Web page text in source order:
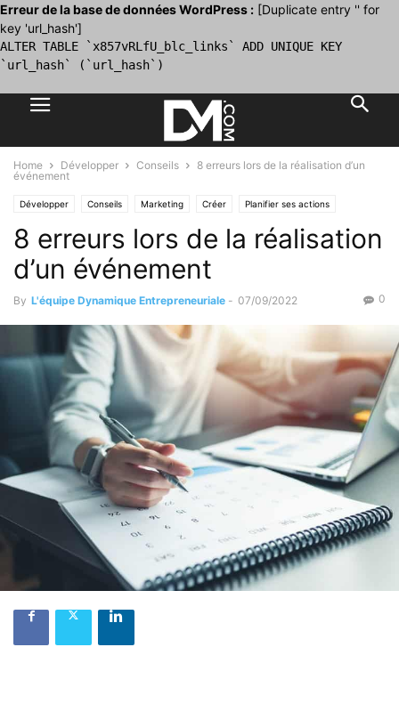
Erreur de la base de données WordPress : [Duplicate entry '' for
key 'url_hash']
ALTER TABLE `x857vRLfU_blc_links` ADD UNIQUE KEY
`url_hash` (`url_hash`)
Home Développer Conseils
8 erreurs lors de la réalisation d’un
événement
Développer Conseils Marketing Créer Planifier ses actions
Création Se former / Se faire accompagner
8 erreurs lors de la réalisation
d’un événement
By L'équipe Dynamique Entrepreneuriale - 07/09/2022 0